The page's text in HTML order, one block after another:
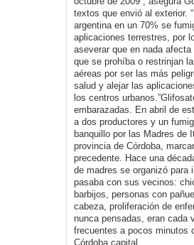
textos que envió al exterior.
argentina en un 70% se
aplicaciones terrestres, por
aseverar que en nada
que se prohíba o restrinjan
aéreas por ser las más
salud y alejar las
los centros
embarazadas. En abril de
a dos productores y un
banquillo por las Madres de
provincia de Córdoba,
precedente. Hace una
de madres se organizó para
pasaba con sus vecinos:
barbijos, personas con
cabeza, proliferación de
nunca pensadas, eran cada
frecuentes a pocos minutos
Córdoba capital.